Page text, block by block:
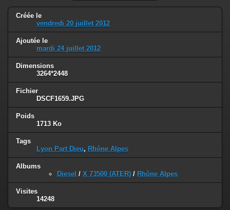
Créée le
vendredi 20 juillet 2012
Ajoutée le
mardi 24 juillet 2012
Dimensions
3264*2448
Fichier
DSCF1659.JPG
Poids
1713 Ko
Tags
Lyon Part Dieu, Rhône Alpes
Albums
Diesel / X 73500 (ATER) / Rhône Alpes
Visites
14248